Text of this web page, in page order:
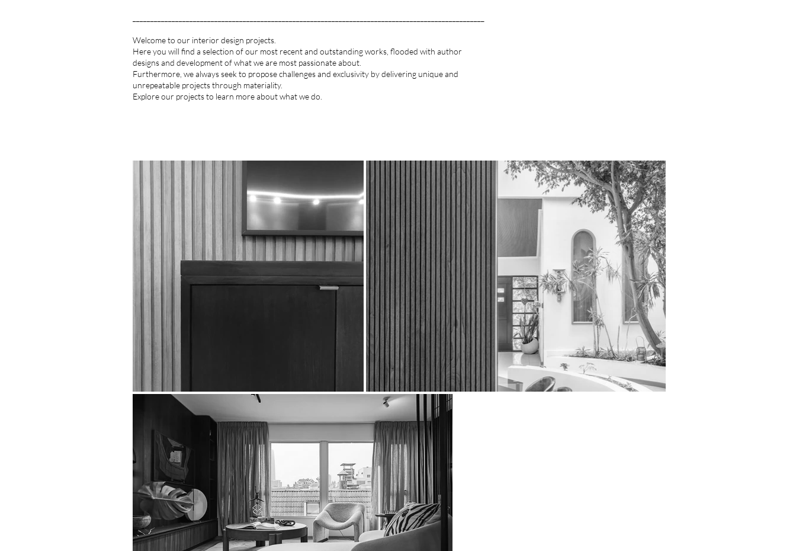
Welcome to our interior design projects.
Here you will find a selection of our most recent and outstanding works, flooded with author
designs and development of what we are most passionate about.
Furthermore, we always seek to propose challenges and exclusivity by delivering unique and
unrepeatable projects through materiality.
Explore our projects to learn more about what we do.